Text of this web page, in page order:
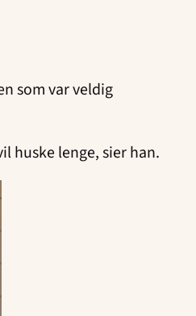
som var veldig
huske lenge, sier han.